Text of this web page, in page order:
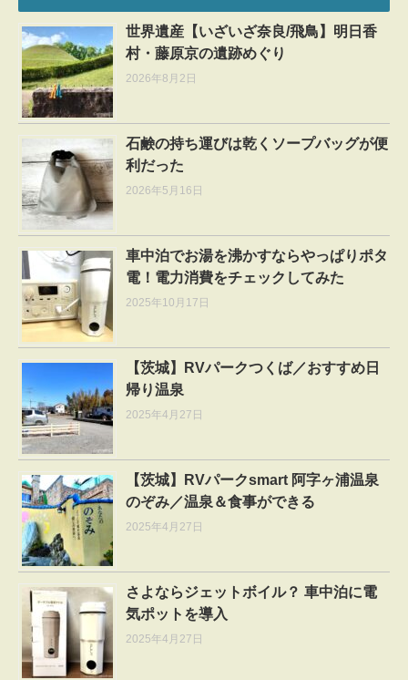
世界遺産【いざいざ奈良/飛鳥】明日香
村・藤原京の遺跡めぐり
2026年8月2日
石鹸の持ち運びは乾くソープバッグが便
利だった
2026年5月16日
車中泊でお湯を沸かすならやっぱりポタ
電！電力消費をチェックしてみた
2025年10月17日
【茨城】RVパークつくば／おすすめ日
帰り温泉
2025年4月27日
【茨城】RVパークsmart 阿字ヶ浦温泉
のぞみ／温泉＆食事ができる
2025年4月27日
さよならジェットボイル？ 車中泊に電
気ポットを導入
2025年4月27日